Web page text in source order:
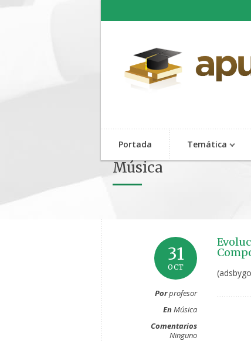
Portada Temática
Música
31
OCT
Porprofesor
EnMúsica
Comentarios
Ninguno